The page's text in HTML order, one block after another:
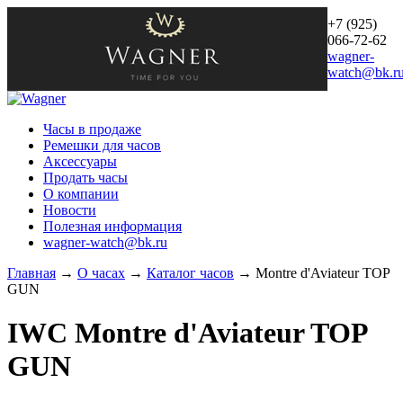
+7 (925)
066-72-62
wagner-
Часы в продаже
Ремешки для часов
Аксессуары
Продать часы
О компании
Новости
Полезная информация
wagner-watch@bk.ru
Главная → О часах → Каталог часов → Montre d'Aviateur TOP
GUN
IWC Montre d'Aviateur TOP
GUN